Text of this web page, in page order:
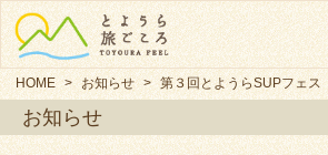
HOME > お知らせ > 第３回とようらSUPフェス
お知らせ